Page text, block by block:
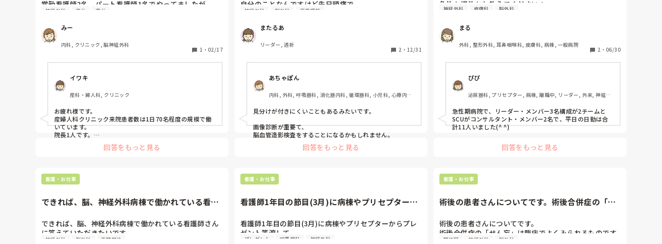
常勤看護師2名、パート看護師1名でやってましたが、
看護師は私とパートさんのみ。
予備問診や採血などは検査技師さんもお手伝いしてくれ
るんですが、注射や点滴は看護師しかできないため、2
人で回すしかないのですが‥
な欠勤や遅刻が多く、その際に検査技師さんと2人で呼
び込み、予備問診、診察介助、処置をまわすのは正直つ
らいです。
そこでふと、他のクリニックは看護師さんは何人くらい
いるものなのだろうと。笑
職員募集はかけていて、絶賛面接中のようなんですが笑
みなさんのクリニックはどんな職員層なのでしょうか？
ちなみに、院長1人体制で診療まわしてます。
神経外科 産休 育休
みー
内科, クリニック, 脳神経外科
1 ・ 02/17
イワキ
産科・婦人科, クリニック
お疲れ様です。
産婦人科クリニック来院患者数は1日70名程度の規模で働
いています。
院長1人です。
産婦人科だと話だけの人はほとんど0で経膣エコーまたは
午前は看護師2名で働いていますが午後は看護師1名＋看護
助手になります。そのため採血は代わってくれる方がいな
回答をもっと見る
自分のことなんですけど先日頭痛で
このような紹介状をかかれました！
ワンチャン副鼻腔炎かもしれないと言われましたが
MRIでは脳腫瘍と副鼻腔炎は判断つかないのでしょう
か？？
詳しい看護師さんいらっしゃいませんか？？
神経外科 脳外科 正看護師
またるあ
リーダー, 透析
2 ・ 12/31
あちゃぽん
内科, 外科, 呼吸器科, 消化器内科, 循環器科, 小児科, 心療内科,
リ科, 総合診療科, 救急科, 超急性期, ICU, CCU, HCU, その他
の科, ママナース, 外来, 神経内科, 脳神経外科, NICU, 消化器外
科, 一般病院, 慢性期, 回復期, 終末期, オペ室, 透析, 検診・健
診
見分けが付きにくいこともあるみたいです。
画像診断が重要て、
回答をもっと見る
急性か慢性かも教えてください！
神経外科 皮膚科 脳外科
まる
外科, 整形外科, 耳鼻咽喉科, 皮膚科, 病棟, 一般病院
2 ・ 06/30
ぴぴ
泌尿器科, プリセプター, 病棟, 離職中, リーダー, 外来, 神経内
急性期病院で、リーダー・メンバー3名構成が2チームと
SCUがコンサルタント・メンバー2名で、平日の日勤は合
計11人いました(^ ^)
回答をもっと見る
看護・お仕事
できれば、脳、神経外科病棟で働かれている看護
できれば、脳、神経外科病棟で働かれている看護師さん
に答えていただきたいです。
神経外科 脳外科 専門学校
看護・お仕事
看護師1年目の節目(3月)に病棟やプリセプターか
看護師1年目の節目(3月)に病棟やプリセプターからプレ
ゼント等渡して
プレゼント 呼吸器科 神経外科
看護・お仕事
術後の患者さんについてです。術後合併症の「せ
術後の患者さんについてです。
術後合併症の「せん妄」は臨床でよくみられるものです
関連図 神経外科 脳外科